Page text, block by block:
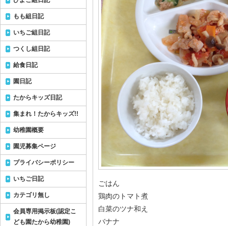
ごはん
鶏肉のトマト煮
白菜のツナ和え
バナナ
もも組日記
いちご組日記
つくし組日記
給食日記
園日記
たからキッズ日記
集まれ！たからキッズ!!
幼稚園概要
園児募集ページ
プライバシーポリシー
いちご日記
カテゴリ無し
会員専用掲示板(認定こ
ども園たから幼稚園)